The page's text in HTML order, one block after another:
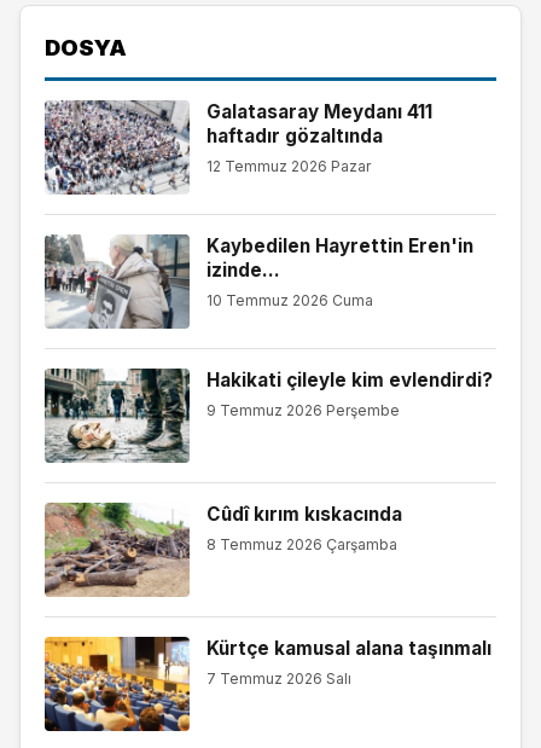
DOSYA
Galatasaray Meydanı 411
haftadır gözaltında
12 Temmuz 2026 Pazar
Kaybedilen Hayrettin Eren'in
izinde...
10 Temmuz 2026 Cuma
Hakikati çileyle kim evlendirdi?
9 Temmuz 2026 Perşembe
Cûdî kırım kıskacında
8 Temmuz 2026 Çarşamba
Kürtçe kamusal alana taşınmalı
7 Temmuz 2026 Salı